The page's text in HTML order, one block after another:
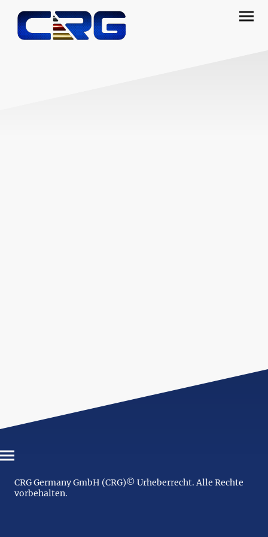
CRG Germany GmbH (CRG)© Urheberrecht. Alle Rechte
vorbehalten.